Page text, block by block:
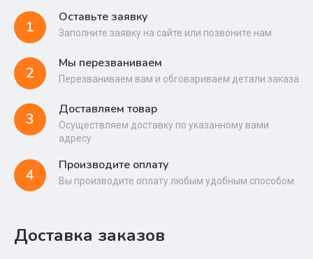
1
Оставьте заявку
Заполните заявку на сайте или позвоните нам
2
Мы перезваниваем
Перезваниваем вам и обговариваем детали заказа
3
Доставляем товар
Осуществляем доставку по указанному вами
адресу
4
Производите оплату
Вы производите оплату любым удобным способом
Доставка заказов